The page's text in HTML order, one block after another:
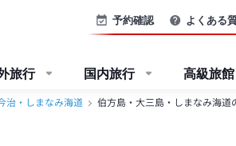
予約確認 よくある
旅行 国内旅行 高級旅
治・しまなみ海道 伯方島・大三島・しまなみ海道